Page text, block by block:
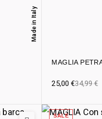
Made in Italy
MAGLIA
34,99€
25,00€
SALE